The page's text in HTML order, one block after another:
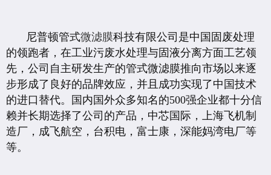
尼普顿管式微滤膜科技有限公司是中国固废处理
的领跑者，在工业污废水处理与固液分离方面工艺领
先，公司自主研发生产的管式微滤膜推向市场以来逐
步形成了良好的品牌效应，并且成功实现了中国技术
的进口替代。国内国外众多知名的500强企业都十分信
赖并长期选择了公司的产品，中芯国际，上海飞机制
造厂，成飞航空，台积电，富士康，深能妈湾电厂等
等。